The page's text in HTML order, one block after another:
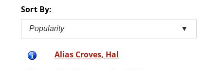
Sort By:
Popularity ▼
Alias Croves, Hal